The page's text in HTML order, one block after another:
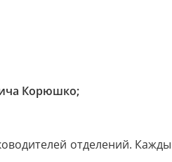
Корюшко;
отделений.